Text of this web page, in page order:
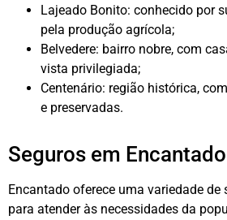
Lajeado Bonito: conhecido por
pela produção agrícola;
Belvedere: bairro nobre, com
vista privilegiada;
Centenário: região histórica,
e preservadas.
Seguros em Encantado
Encantado oferece uma variedade de
para atender às necessidades da